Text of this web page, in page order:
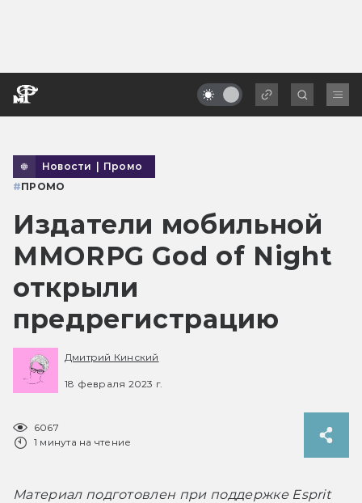
Новости | Промо
#ПРОМО
Издатели мобильной
MMORPG God of Night
открыли
предрегистрацию
Дмитрий Кинский
18 февраля 2023 г.
6067
1 минута на чтение
Материал подготовлен при поддержке Esprit